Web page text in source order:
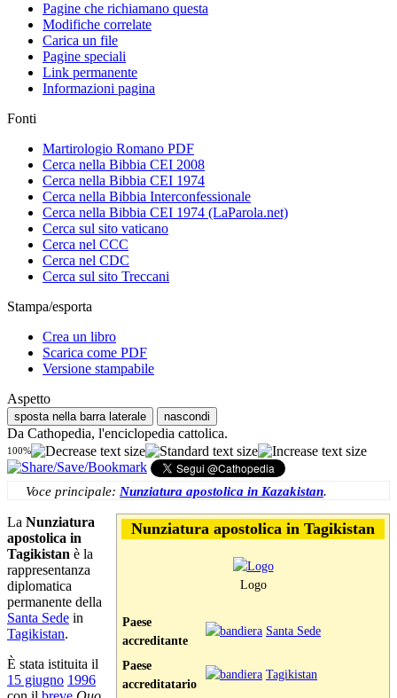
Pagine che richiamano questa
Modifiche correlate
Carica un file
Pagine speciali
Link permanente
Informazioni pagina
Fonti
Martirologio Romano PDF
Cerca nella Bibbia CEI 2008
Cerca nella Bibbia CEI 1974
Cerca nella Bibbia Interconfessionale
Cerca nella Bibbia CEI 1974 (LaParola.net)
Cerca sul sito vaticano
Cerca nel CCC
Cerca nel CDC
Cerca sul sito Treccani
Stampa/esporta
Crea un libro
Scarica come PDF
Versione stampabile
Aspetto
sposta nella barra laterale nascondi
Da Cathopedia, l'enciclopedia cattolica.
100%
Voce principale: Nunziatura apostolica in Kazakistan.
Nunziatura apostolica in Tagikistan
Logo
Paese
accreditante
Santa Sede
Paese
accreditatario
Tagikistan
La Nunziatura
apostolica in
Tagikistan è la
rappresentanza
diplomatica
permanente della
Santa Sede in
Tagikistan.
È stata istituita il
15 giugno 1996